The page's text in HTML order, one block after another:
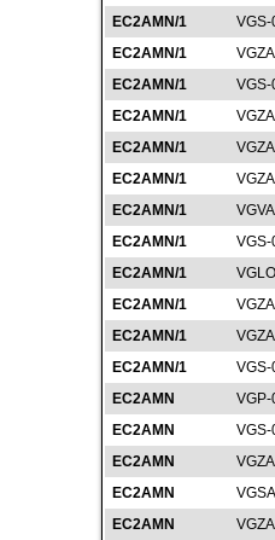
EC2AMN/1
EC2AMN/1
EC2AMN/1
EC2AMN/1
EC2AMN/1
EC2AMN/1
EC2AMN/1
EC2AMN/1
EC2AMN/1
EC2AMN/1
EC2AMN/1
EC2AMN/1
EC2AMN
EC2AMN
EC2AMN
EC2AMN
EC2AMN